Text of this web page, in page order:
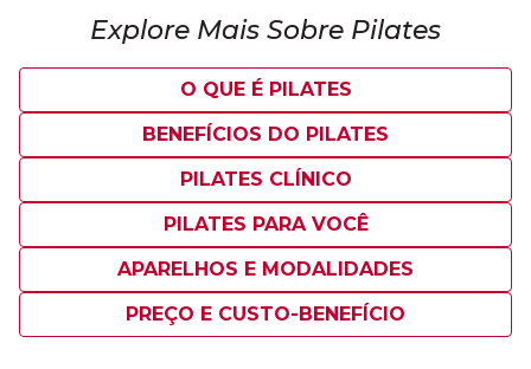
Explore Mais Sobre Pilates
O QUE É PILATES
BENEFÍCIOS DO PILATES
PILATES CLÍNICO
PILATES PARA VOCÊ
APARELHOS E MODALIDADES
PREÇO E CUSTO-BENEFÍCIO